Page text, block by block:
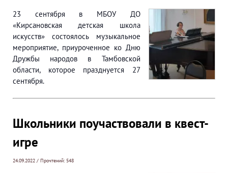
23 сентября в МБОУ ДО
«Кирсановская детская школа
искусств» состоялось музыкальное
мероприятие, приуроченное ко Дню
Дружбы народов в Тамбовской
области, которое празднуется 27
сентября.
Школьники поучаствовали в квест-
игре
24.09.2022 / Прочтений: 548